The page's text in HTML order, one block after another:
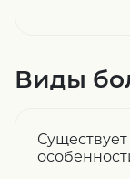
Виды